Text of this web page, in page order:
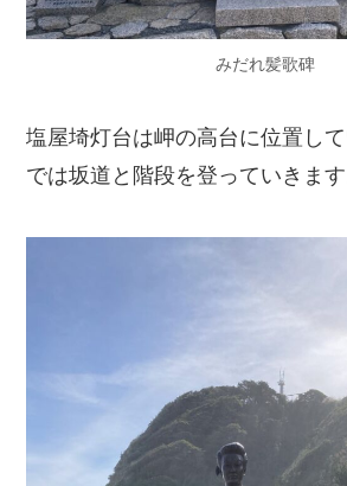
みだれ髪歌碑
塩屋埼灯台は岬の高台に位置し
では坂道と階段を登っていきます